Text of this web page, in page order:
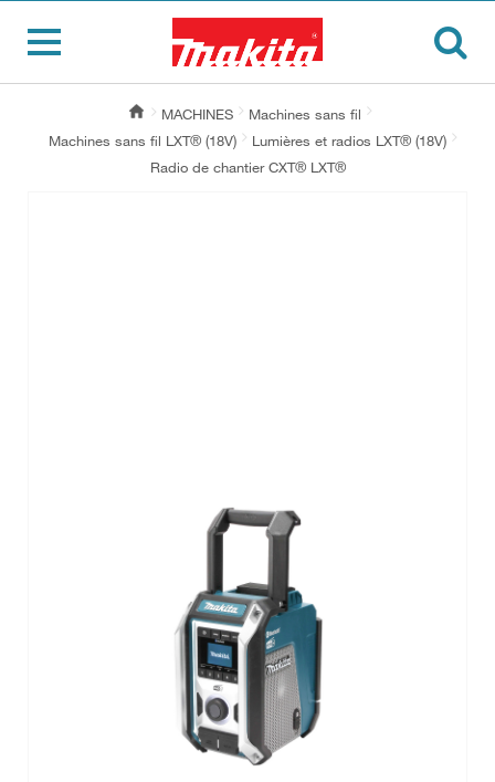
MACHINES
Machines sans fil
Machines sans fil LXT® (18V)
Lumières et radios LXT® (18V)
Radio de chantier CXT® LXT®